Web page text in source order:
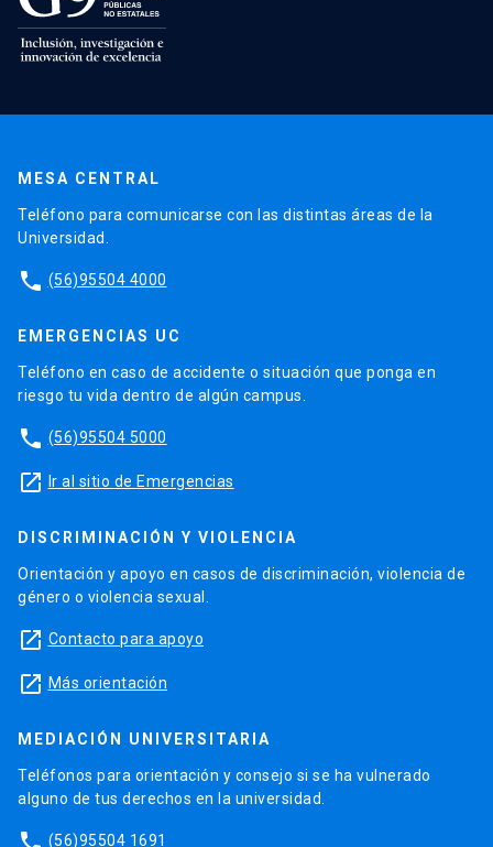
MESA CENTRAL
Teléfono para comunicarse con las distintas áreas de la
Universidad.
phone (56)95504 4000
EMERGENCIAS UC
Teléfono en caso de accidente o situación que ponga en
riesgo tu vida dentro de algún campus.
phone (56)95504 5000
launch Ir al sitio de Emergencias
DISCRIMINACIÓN Y VIOLENCIA
Orientación y apoyo en casos de discriminación, violencia de
género o violencia sexual.
launch Contacto para apoyo
launch Más orientación
MEDIACIÓN UNIVERSITARIA
Teléfonos para orientación y consejo si se ha vulnerado
alguno de tus derechos en la universidad.
(56)95504 1691